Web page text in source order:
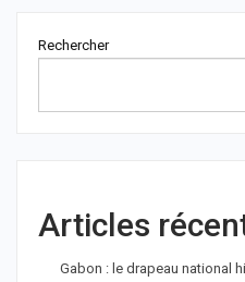
Rechercher
Articles
Gabon : le drapeau national